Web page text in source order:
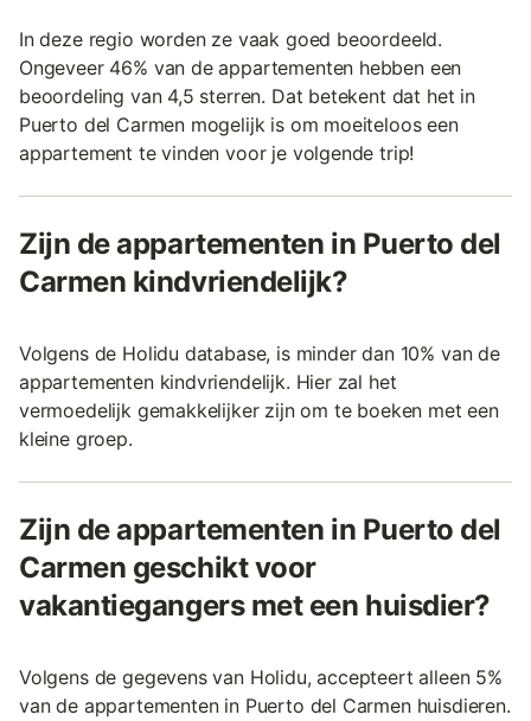
In deze regio worden ze vaak goed beoordeeld.
Ongeveer 46% van de appartementen hebben een
beoordeling van 4,5 sterren. Dat betekent dat het in
Puerto del Carmen mogelijk is om moeiteloos een
appartement te vinden voor je volgende trip!
Zijn de appartementen in Puerto del
Carmen kindvriendelijk?
Volgens de Holidu database, is minder dan 10% van de
appartementen kindvriendelijk. Hier zal het
vermoedelijk gemakkelijker zijn om te boeken met een
kleine groep.
Zijn de appartementen in Puerto del
Carmen geschikt voor
vakantiegangers met een huisdier?
Volgens de gegevens van Holidu, accepteert alleen 5%
van de appartementen in Puerto del Carmen huisdieren.